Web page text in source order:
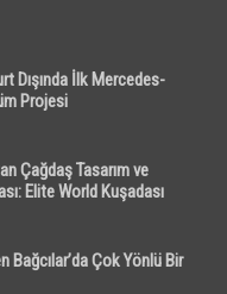
Dışında İlk Mercedes-
Projesi
Çağdaş Tasarım ve
Elite World Kuşadası
Çok Yönlü Bir